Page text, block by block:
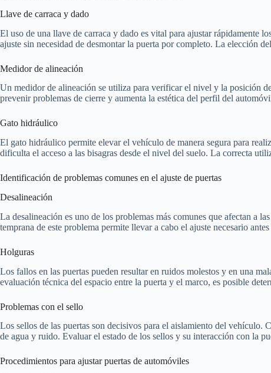
Llave de carraca y dado
El uso de una llave de carraca y dado es vital para ajustar rápidamente
ajuste sin necesidad de desmontar la puerta por completo. La elección
Medidor de alineación
Un medidor de alineación se utiliza para verificar el nivel y la posición
prevenir problemas de cierre y aumenta la estética del perfil del
Gato hidráulico
El gato hidráulico permite elevar el vehículo de manera segura para
dificulta el acceso a las bisagras desde el nivel del suelo. La correcta
Identificación de problemas comunes en el ajuste de puertas
Desalineación
La desalineación es uno de los problemas más comunes que afectan a
temprana de este problema permite llevar a cabo el ajuste necesario
Holguras
Los fallos en las puertas pueden resultar en ruidos molestos y en una
evaluación técnica del espacio entre la puerta y el marco, es posible
Problemas con el sello
Los sellos de las puertas son decisivos para el aislamiento del vehículo.
de agua y ruido. Evaluar el estado de los sellos y su interacción con la
Procedimientos para ajustar puertas de automóviles